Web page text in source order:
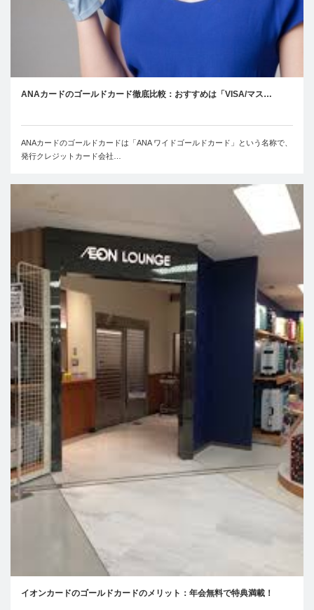
ANAカードのゴールドカード徹底比較：おすすめは「VISA/マス…
ANAカードのゴールドカードは「ANA ワイドゴールドカード」という名称で、
発行クレジットカード会社…
イオンカードのゴールドカードのメリット：年会無料で特典満載！